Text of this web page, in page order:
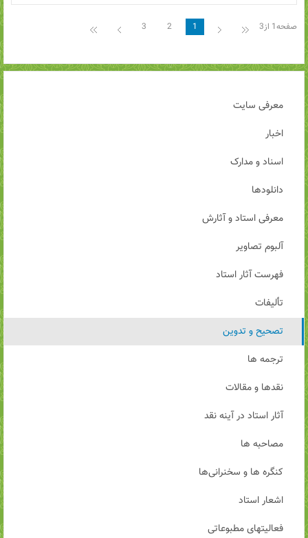
صفحه1 از3 1
2
3
معرفی سایت
اخبار
اسناد و مدارک
دانلودها
معرفی استاد و آثارش
آلبوم تصاویر
فهرست آثار استاد
تألیفات
تصحیح و تدوین
ترجمه ها
نقدها و مقالات
آثار استاد در آینه نقد
مصاحبه ها
کنگره ها و سخنرانی‌ها
اشعار استاد
فعالیتهای مطبوعاتی